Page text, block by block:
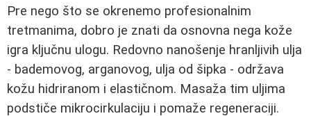
Pre nego što se okrenemo profesionalnim
tretmanima, dobro je znati da osnovna nega kože
igra ključnu ulogu. Redovno nanošenje hranljivih ulja
- bademovog, arganovog, ulja od šipka - održava
kožu hidriranom i elastičnom. Masaža tim uljima
podstiče mikrocirkulaciju i pomaže regeneraciji.